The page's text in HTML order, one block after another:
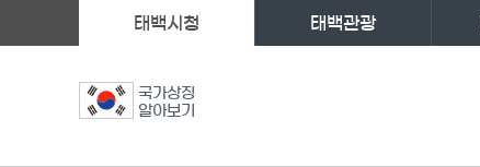
국가상징
알아보기
태백시청 태백관광